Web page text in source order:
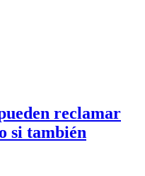
reclamar
si también